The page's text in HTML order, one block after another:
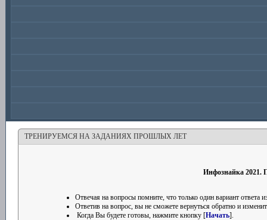
ТРЕНИРУЕМСЯ НА ЗАДАНИЯХ ПРОШЛЫХ ЛЕТ
Инфознайка 2021.
Отвечая на вопросы помните, что только один вариант ответа
Ответив на вопрос, вы не сможете вернуться обратно и
Когда Вы будете готовы, нажмите кнопку [Начать].